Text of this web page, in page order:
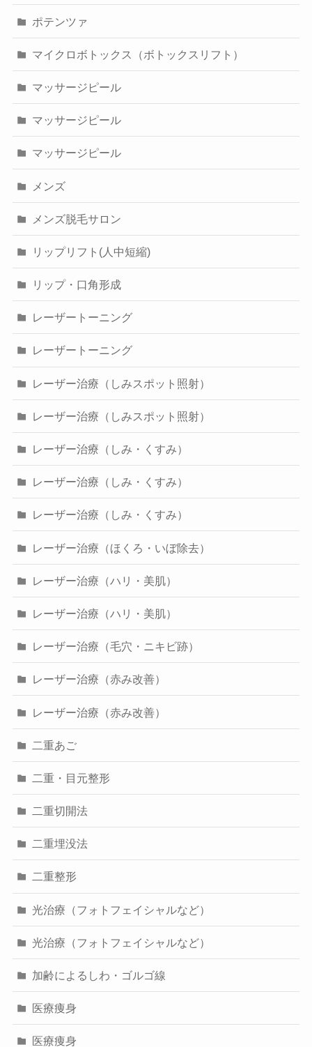
ポテンツァ
マイクロボトックス（ボトックスリフト）
マッサージピール
マッサージピール
マッサージピール
メンズ
メンズ脱毛サロン
リップリフト(人中短縮)
リップ・口角形成
レーザートーニング
レーザートーニング
レーザー治療（しみスポット照射）
レーザー治療（しみスポット照射）
レーザー治療（しみ・くすみ）
レーザー治療（しみ・くすみ）
レーザー治療（しみ・くすみ）
レーザー治療（ほくろ・いぼ除去）
レーザー治療（ハリ・美肌）
レーザー治療（ハリ・美肌）
レーザー治療（毛穴・ニキビ跡）
レーザー治療（赤み改善）
レーザー治療（赤み改善）
二重あご
二重・目元整形
二重切開法
二重埋没法
二重整形
光治療（フォトフェイシャルなど）
光治療（フォトフェイシャルなど）
加齢によるしわ・ゴルゴ線
医療痩身
医療痩身